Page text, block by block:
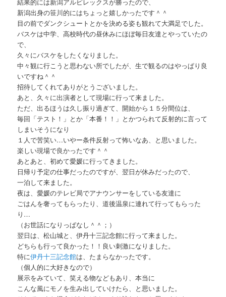
結果的には新潟アルビレックスが勝ったので、
新潟出身の笹川的にはちょっと嬉しかったです＾＾
目の前でダンクシュートとかを決める姿も観れて大満足でした。
バスケは中学、高校時代の昼休みにほぼ毎日友達とやっていたの
で、
久々にバスケをしたくなりました。
中々観に行こうと思わない所でしたが、生で観るのはやっぱり良
いですね＾＾
招待してくれてありがとうございました。
あと、久々に出演者として現場に行って来ました。
ただ、出るほうは久し振り過ぎて、開始から１５分間位は、
毎回「テスト！」とか「本番！！」とかつられて反射的に言って
しまいそうになり
１人で苦笑い…いやー条件反射って怖いなあ、と思いました。
楽しい現場で良かったです＾＾
あとあと、初めて愛媛に行ってきました。
日帰り予定の仕事だったのですが、翌日が休みだったので、
一泊して来ました。
夜は、愛媛のテレビ局でアナウンサーをしている友達に
ごはんを奢ってもらったり、道後温泉に連れて行ってもらった
り…
（お世話になりっぱなし＾＾；）
翌日は、松山城と、伊丹十三記念館に行って来ました。
どちらも行って良かった！！良い刺激になりました。
特に伊丹十三記念館は、たまらなかったです。
（個人的に大好きなので）
展示をみていて、笑える物などもあり、本当に
こんな風にモノを生み出していけたら、と思いました。